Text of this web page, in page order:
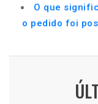
O que
o pedido foi